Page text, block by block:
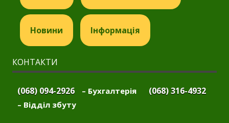
Новини Інформація
КОНТАКТИ
(068) 094-2926 – Бухгалтерія (068) 316-4932
– Відділ збуту